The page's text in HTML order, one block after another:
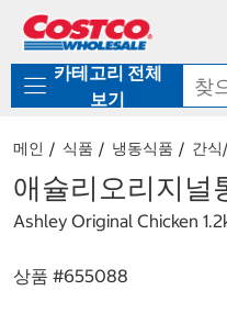
로
기
가
카테고리 전체
보기
메인 식품 냉동식품 간
애슐리오리지널
Ashley Original Chicken
상품 #655088